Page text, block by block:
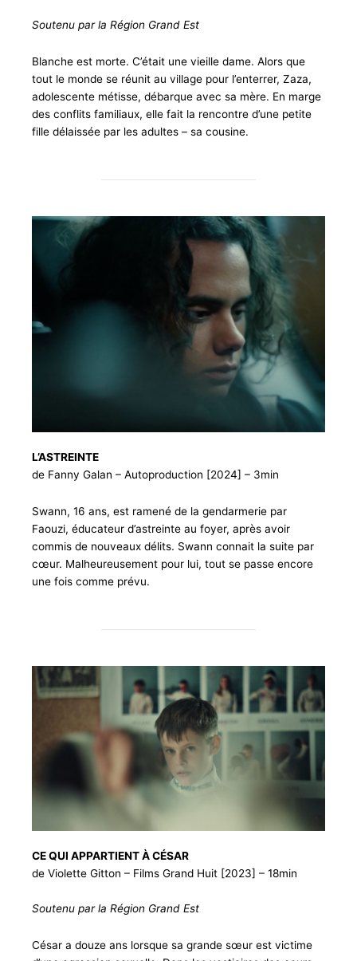
Soutenu par la Région Grand Est
Blanche est morte. C’était une vieille dame. Alors que
tout le monde se réunit au village pour l’enterrer, Zaza,
adolescente métisse, débarque avec sa mère. En marge
des conflits familiaux, elle fait la rencontre d’une petite
fille délaissée par les adultes – sa cousine.
L’ASTREINTE
de Fanny Galan – Autoproduction [2024] – 3min
Swann, 16 ans, est ramené de la gendarmerie par
Faouzi, éducateur d’astreinte au foyer, après avoir
commis de nouveaux délits. Swann connait la suite par
cœur. Malheureusement pour lui, tout se passe encore
une fois comme prévu.
CE QUI APPARTIENT À CÉSAR
de Violette Gitton – Films Grand Huit [2023] – 18min
Soutenu par la Région Grand Est
César a douze ans lorsque sa grande sœur est victime